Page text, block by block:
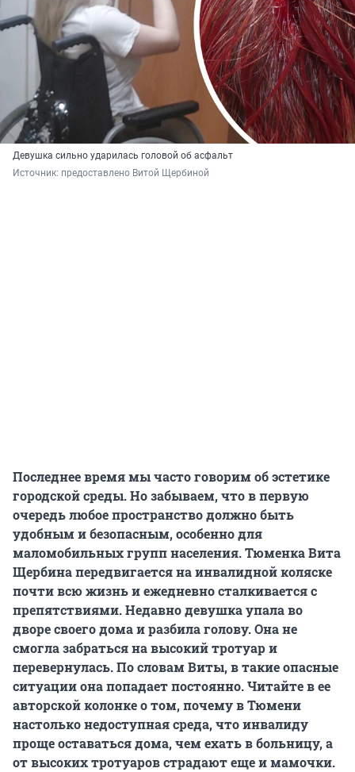
Девушка сильно ударилась головой об асфальт
Источник: предоставлено Витой Щербиной
Последнее время мы часто говорим об эстетике
городской среды. Но забываем, что в первую
очередь любое пространство должно быть
удобным и безопасным, особенно для
маломобильных групп населения. Тюменка Вита
Щербина передвигается на инвалидной коляске
почти всю жизнь и ежедневно сталкивается с
препятствиями. Недавно девушка упала во
дворе своего дома и разбила голову. Она не
смогла забраться на высокий тротуар и
перевернулась. По словам Виты, в такие опасные
ситуации она попадает постоянно. Читайте в ее
авторской колонке о том, почему в Тюмени
настолько недоступная среда, что инвалиду
проще оставаться дома, чем ехать в больницу, а
от высоких тротуаров страдают еще и мамочки.